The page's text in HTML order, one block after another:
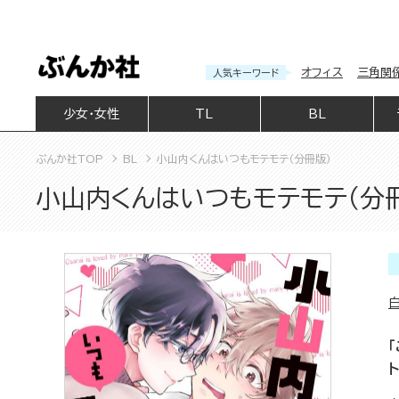
人気キーワード オフィス 三角関
少女・女性 BL
ぶんか社TOP BL 小山内くんはいつもモテモテ（分冊版）
小山内くんはいつもモテモテ（分